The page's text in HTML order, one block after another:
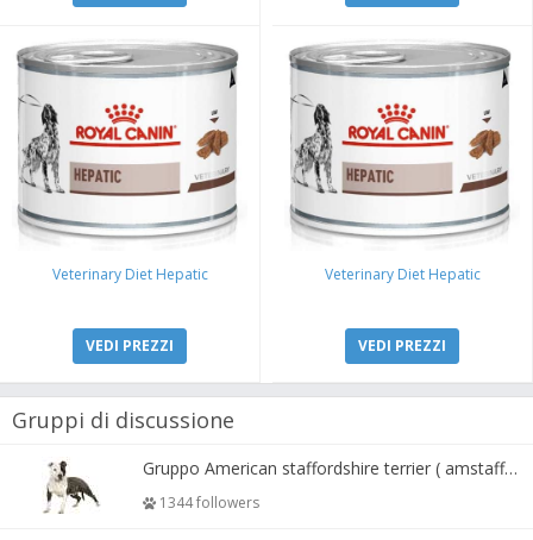
Veterinary Diet Hepatic
VEDI PREZZI
Veterinary Diet Hepatic
VEDI PREZZI
Gruppi di discussione
Gruppo American staffordshire terrier ( amstaff, amastaff )
1344 followers